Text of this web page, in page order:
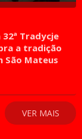
Tradycje
a tradição
São Mateus
VER MAIS